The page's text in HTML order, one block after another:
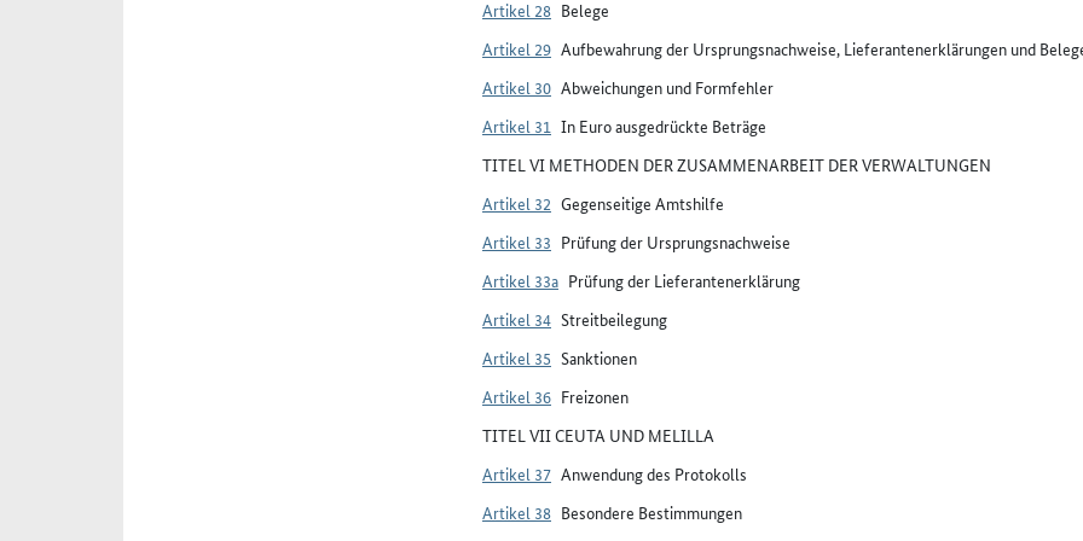
Artikel 28 Belege
Artikel 29 Aufbewahrung der Ursprungsnachweise, Lieferantenerklärungen und
Artikel 30 Abweichungen und Formfehler
Artikel 31 In Euro ausgedrückte Beträge
TITEL VI METHODEN DER ZUSAMMENARBEIT DER VERWALTUNGEN
Artikel 32 Gegenseitige Amtshilfe
Artikel 33 Prüfung der Ursprungsnachweise
Artikel 33a Prüfung der Lieferantenerklärung
Artikel 34 Streitbeilegung
Artikel 35 Sanktionen
Artikel 36 Freizonen
TITEL VII CEUTA UND MELILLA
Artikel 37 Anwendung des Protokolls
Artikel 38 Besondere Bestimmungen